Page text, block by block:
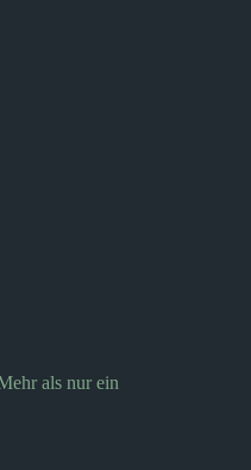
als nur ein